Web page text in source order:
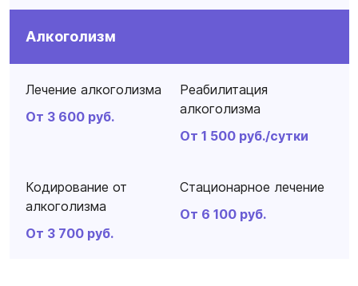
Алкоголизм
Лечение алкоголизма
От 3 600 руб.
Реабилитация
алкоголизма
От 1 500 руб./сутки
Кодирование от
алкоголизма
От 3 700 руб.
Стационарное лечение
От 6 100 руб.